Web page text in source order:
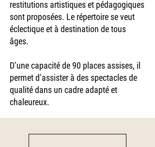
restitutions artistiques et pédagogiques
sont proposées. Le répertoire se veut
éclectique et à destination de tous
âges.
D’une capacité de 90 places assises, il
permet d’assister à des spectacles de
qualité dans un cadre adapté et
chaleureux.